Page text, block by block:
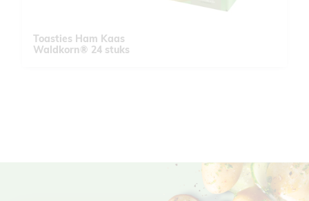
Toasties Ham Kaas
Waldkorn® 24 stuks